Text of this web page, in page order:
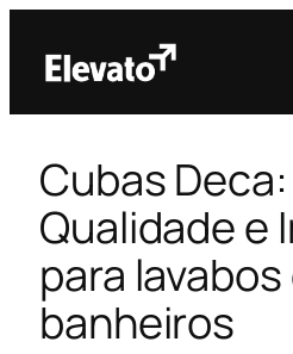
Cubas
Qualidade e
para lavabos
banheiros